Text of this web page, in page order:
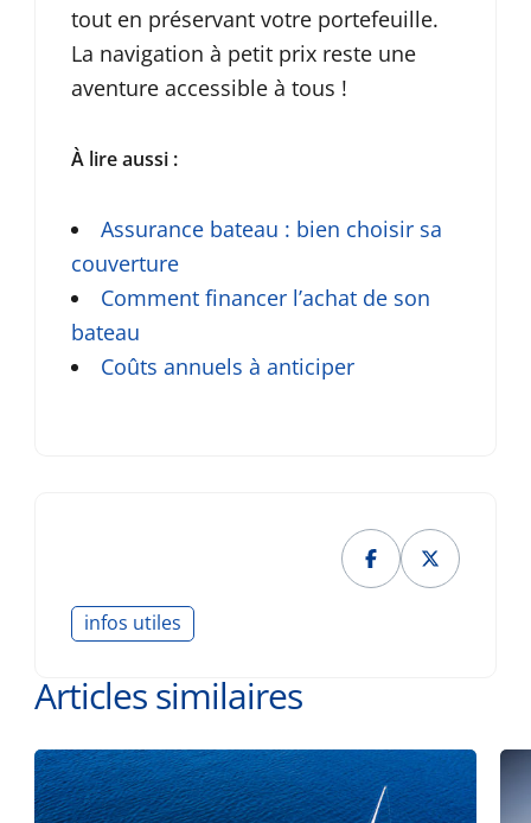
tout en préservant votre portefeuille.
La navigation à petit prix reste une
aventure accessible à tous !
À lire aussi :
Assurance bateau : bien choisir sa
couverture
Comment financer l’achat de son
bateau
Coûts annuels à anticiper
infos utiles
Articles similaires